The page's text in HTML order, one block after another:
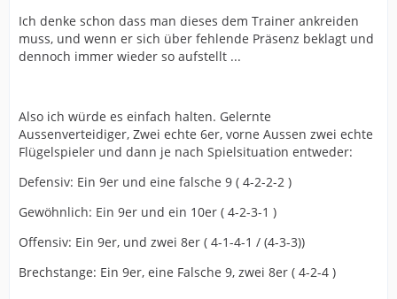
Ich denke schon dass man dieses dem Trainer ankreiden
muss, und wenn er sich über fehlende Präsenz beklagt und
dennoch immer wieder so aufstellt ...
Also ich würde es einfach halten. Gelernte
Aussenverteidiger, Zwei echte 6er, vorne Aussen zwei echte
Flügelspieler und dann je nach Spielsituation entweder:
Defensiv: Ein 9er und eine falsche 9 ( 4-2-2-2 )
Gewöhnlich: Ein 9er und ein 10er ( 4-2-3-1 )
Offensiv: Ein 9er, und zwei 8er ( 4-1-4-1 / (4-3-3))
Brechstange: Ein 9er, eine Falsche 9, zwei 8er ( 4-2-4 )